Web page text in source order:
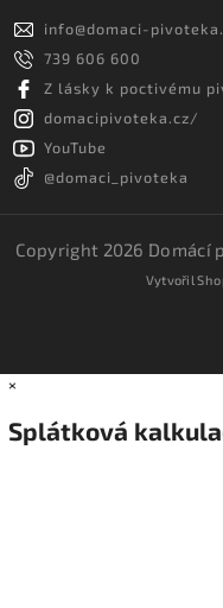
info@domaci-
739 606 600
Z lásky k poctivému
domacipivoteka.cz/
YouTube
@domaci_pivoteka
Copyright 2026 Domácí
Vytvořil
×
Splátková